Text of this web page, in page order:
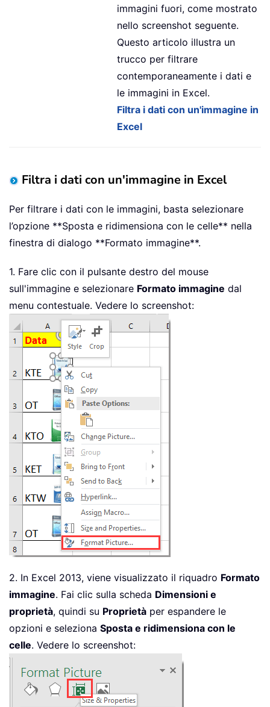
immagini fuori, come mostrato
nello screenshot seguente.
Questo articolo illustra un
trucco per filtrare
contemporaneamente i dati e
le immagini in Excel.
Filtra i dati con un'immagine in
Excel
Filtra i dati con un'immagine in Excel
Per filtrare i dati con le immagini, basta selezionare
l’opzione **Sposta e ridimensiona con le celle** nella
finestra di dialogo **Formato immagine**.
1. Fare clic con il pulsante destro del mouse
sull'immagine e selezionare Formato immagine dal
menu contestuale. Vedere lo screenshot:
2. In Excel 2013, viene visualizzato il riquadro Formato
immagine. Fai clic sulla scheda Dimensioni e
proprietà, quindi su Proprietà per espandere le
opzioni e seleziona Sposta e ridimensiona con le
celle. Vedere lo screenshot: